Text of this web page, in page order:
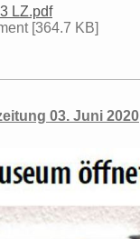
LZ.pdf
[364.7 KB]
03. Juni 2020